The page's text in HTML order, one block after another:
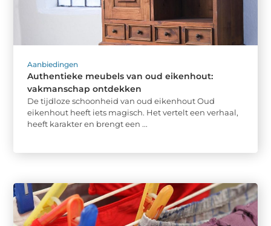
Aanbiedingen
Authentieke meubels van oud eikenhout:
vakmanschap ontdekken
De tijdloze schoonheid van oud eikenhout Oud
eikenhout heeft iets magisch. Het vertelt een verhaal,
heeft karakter en brengt een ...